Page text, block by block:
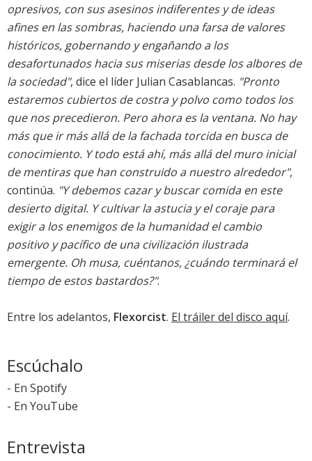
opresivos, con sus asesinos indiferentes y de ideas
afines en las sombras, haciendo una farsa de valores
históricos, gobernando y engañando a los
desafortunados hacia sus miserias desde los albores de
la sociedad", dice el líder Julian Casablancas. "Pronto
estaremos cubiertos de costra y polvo como todos los
que nos precedieron. Pero ahora es la ventana. No hay
más que ir más allá de la fachada torcida en busca de
conocimiento. Y todo está ahí, más allá del muro inicial
de mentiras que han construido a nuestro alrededor",
continúa. "Y debemos cazar y buscar comida en este
desierto digital. Y cultivar la astucia y el coraje para
exigir a los enemigos de la humanidad el cambio
positivo y pacífico de una civilización ilustrada
emergente. Oh musa, cuéntanos, ¿cuándo terminará el
tiempo de estos bastardos?".
Entre los adelantos, Flexorcist. El tráiler del disco aquí.
Escúchalo
- En Spotify
- En YouTube
Entrevista